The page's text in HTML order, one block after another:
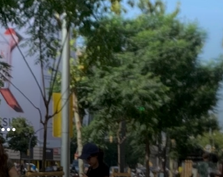
temporada d’estiu
“Gestionar millor és més important que
créixer més”
Catalunya situa la cultura al centre de
la seva promoció turística
internacional amb una campanya de 5
milions d’euros